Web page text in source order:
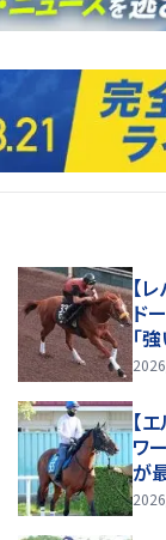
【
ド
「
ら」
【
ワ
が
あ